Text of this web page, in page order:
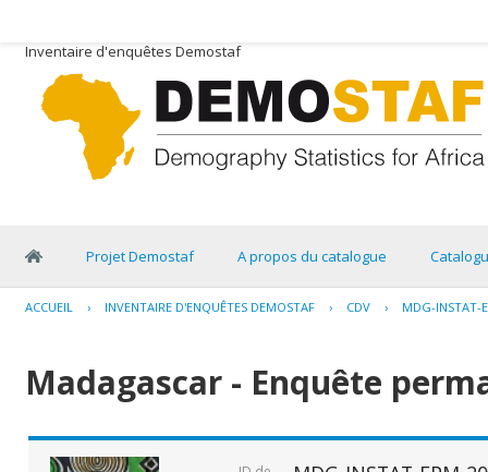
Inventaire d'enquêtes Demostaf
Projet Demostaf A propos du catalogue
ACCUEIL › INVENTAIRE D'ENQUÊTES DEMOSTAF › CDV › MDG-INSTAT-
Madagascar - Enquête